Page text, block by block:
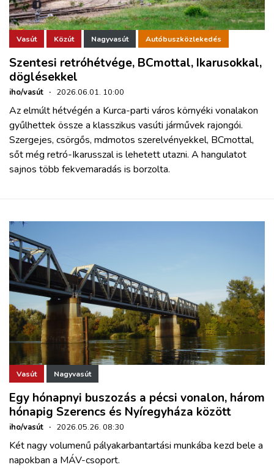
Vasút Közút Nagyvasút Autóbuszközlekedés
Szentesi retróhétvége, BCmottal, Ikarusokkal,
döglésekkel
iho/vasút · 2026.06.01. 10:00
Az elmúlt hétvégén a Kurca-parti város környéki vonalakon
gyűlhettek össze a klasszikus vasúti járművek rajongói.
Szergejes, csörgős, mdmotos szerelvényekkel, BCmottal,
sőt még retró-Ikarusszal is lehetett utazni. A hangulatot
sajnos több fekvemaradás is borzolta.
Vasút Nagyvasút
Egy hónapnyi buszozás a pécsi vonalon, három
hónapig Szerencs és Nyíregyháza között
iho/vasút · 2026.05.26. 08:30
Két nagy volumenű pályakarbantartási munkába kezd bele a
napokban a MÁV-csoport.